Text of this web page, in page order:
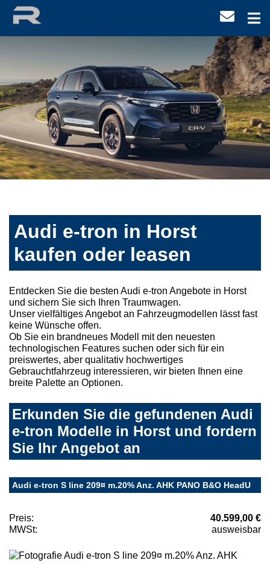
Audi e-tron in Horst
kaufen oder leasen
Entdecken Sie die besten Audi e-tron Angebote in Horst
und sichern Sie sich Ihren Traumwagen.
Unser vielfältiges Angebot an Fahrzeugmodellen lässt fast
keine Wünsche offen.
Ob Sie ein brandneues Modell mit den neuesten
technologischen Features suchen oder sich für ein
preiswertes, aber qualitativ hochwertiges
Gebrauchtfahrzeug interessieren, wir bieten Ihnen eine
breite Palette an Optionen.
Erkunden Sie die gefundenen Audi
e-tron Modelle in Horst und fordern
Sie Ihr Angebot an
Audi e-tron S line 209¤ m.20% Anz. AHK PANO B&O HeadU
Preis:
40.599,00 €
MWSt:
ausweisbar